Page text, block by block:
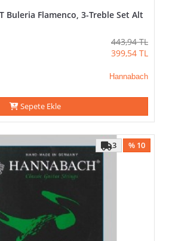
Buleria Flamenco, 3-Treble Set Alt
443,94 TL
399,54 TL
Hannabach
Sepete Ekle
% 10
3